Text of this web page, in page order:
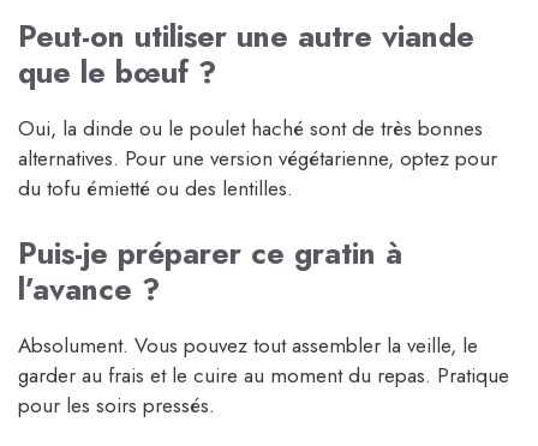
Peut-on utiliser une autre viande
que le bœuf ?
Oui, la dinde ou le poulet haché sont de très bonnes
alternatives. Pour une version végétarienne, optez pour
du tofu émietté ou des lentilles.
Puis-je préparer ce gratin à
l’avance ?
Absolument. Vous pouvez tout assembler la veille, le
garder au frais et le cuire au moment du repas. Pratique
pour les soirs pressés.